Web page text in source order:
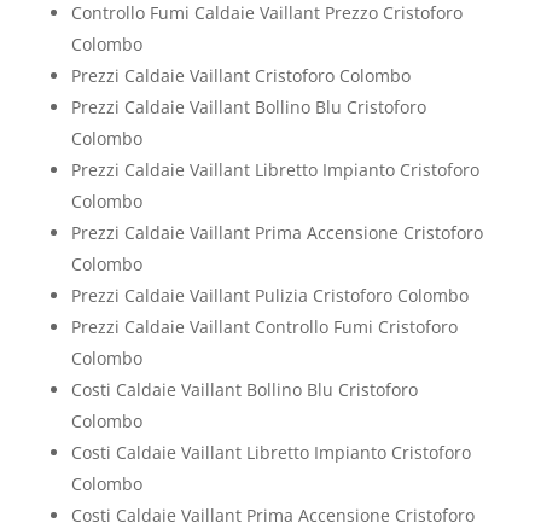
Controllo Fumi Caldaie Vaillant Prezzo Cristoforo
Colombo
Prezzi Caldaie Vaillant Cristoforo Colombo
Prezzi Caldaie Vaillant Bollino Blu Cristoforo
Colombo
Prezzi Caldaie Vaillant Libretto Impianto Cristoforo
Colombo
Prezzi Caldaie Vaillant Prima Accensione Cristoforo
Colombo
Prezzi Caldaie Vaillant Pulizia Cristoforo Colombo
Prezzi Caldaie Vaillant Controllo Fumi Cristoforo
Colombo
Costi Caldaie Vaillant Bollino Blu Cristoforo
Colombo
Costi Caldaie Vaillant Libretto Impianto Cristoforo
Colombo
Costi Caldaie Vaillant Prima Accensione Cristoforo